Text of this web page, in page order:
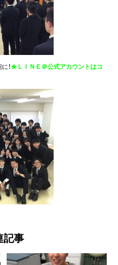
！★ＬＩＮＥ＠公式アカウントはコ
記事